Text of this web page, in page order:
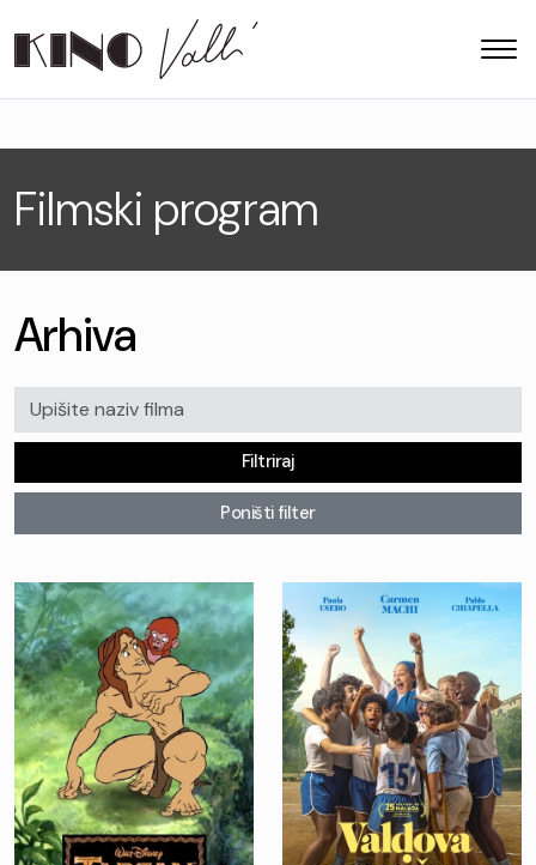
Filmski program
Arhiva
Filtriraj
Poništi filter